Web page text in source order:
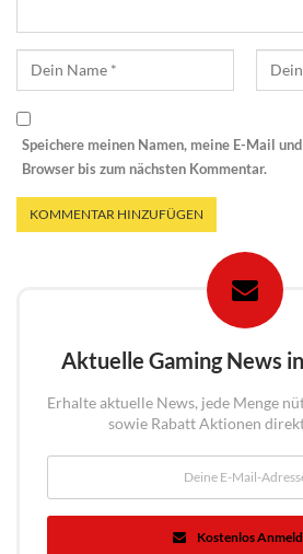
Speichere meinen Namen, meine E-Mail
Browser bis zum nächsten Kommentar.
Aktuelle Gaming News
Erhalte aktuelle News, jede Menge
sowie Rabatt Aktionen
Kostenlos